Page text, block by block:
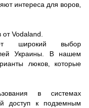
интереса для воров,
Vodaland.
широкий выбор
Украины. В нашем
люков, которые
в системах
доступ к подземным